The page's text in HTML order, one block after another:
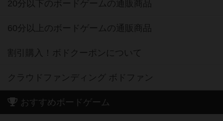
20分以下のボードゲームの通販商品
60分以上のボードゲームの通販商品
割引購入！ボドクーポンについて
クラウドファンディング ボドファン
おすすめボードゲーム